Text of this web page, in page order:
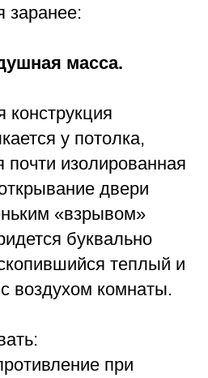
заранее:
масса.
конструкция
у потолка,
почти изолированная
двери
«взрывом»
буквально
теплый и
воздухом комнаты.
при